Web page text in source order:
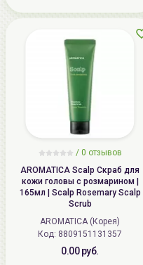
/ 0 отзывов
AROMATICA Scalp Скраб для
кожи головы с розмарином |
165мл | Scalp Rosemary Scalp
Scrub
AROMATICA (Корея)
Код: 8809151131357
0.00 руб.